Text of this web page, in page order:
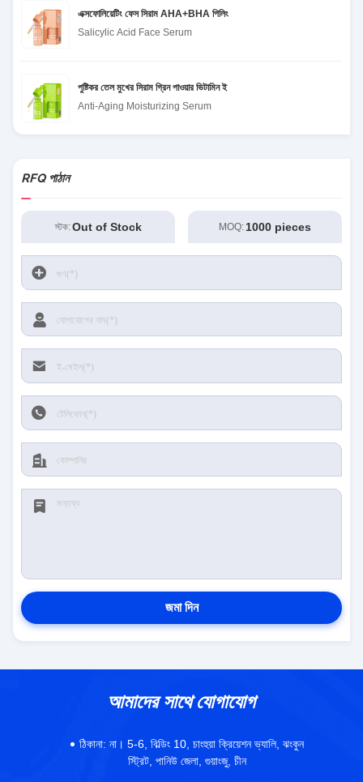
এক্সফোলিয়েটিং ফেস সিরাম AHA+BHA পিলিং
Salicylic Acid Face Serum
পুষ্টিকর তেল মুখের সিরাম গ্রিন পাওয়ার ভিটামিন ই
Anti-Aging Moisturizing Serum
RFQ পাঠান
স্টক:Out of Stock MOQ:1000 pieces
জমা দিন
আমাদের সাথে যোগাযোগ
ঠিকানা: না। 5-6, বিল্ডিং 10, চাংহুয়া ক্রিয়েশন ভ্যালি, ঝংকুন
স্ট্রিট, পানিউ জেলা, গুয়াংজু, চীন